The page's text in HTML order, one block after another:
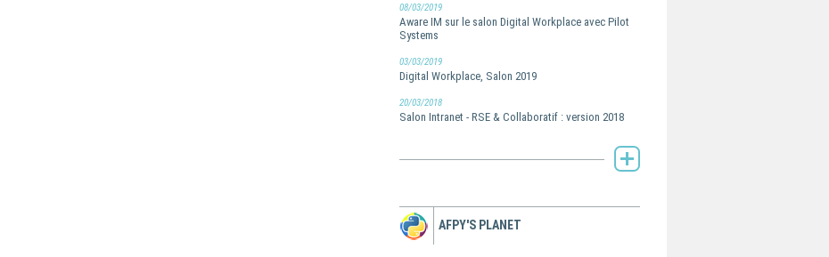
08/03/2019
Aware IM sur le salon Digital Workplace avec Pilot
Systems
03/03/2019
Digital Workplace, Salon 2019
20/03/2018
Salon Intranet - RSE & Collaboratif : version 2018
AFPY'S PLANET